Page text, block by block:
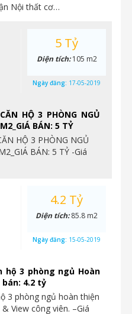
Nội thất cơ…
HỘ 3 PHÒNG NGỦ
BÁN: 5 TỶ
HỘ 3 PHÒNG NGỦ
BÁN: 5 TỶ -Giá
5 Tỷ
Diện tích:105 m2
Ngày đăng: 17-05-2019
hộ 3 phòng ngủ Hoàn
bán: 4.2 tỷ
3 phòng ngủ hoàn thiện
View công viên. –Giá
4.2 Tỷ
Diện tích:85.8 m2
Ngày đăng: 15-05-2019